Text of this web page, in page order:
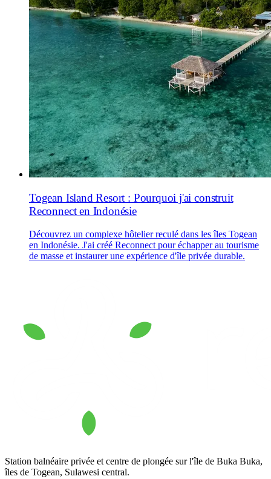
Station balnéaire privée et centre de plongée sur l'île de Buka Buka,
îles de Togean, Sulawesi central.